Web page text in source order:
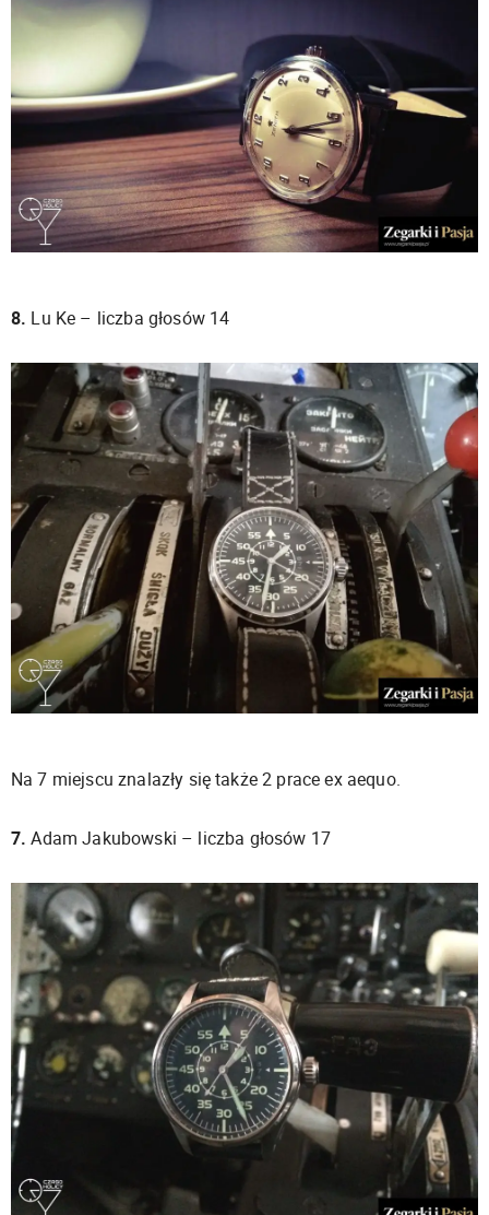
8. Lu Ke – liczba głosów 14
Na 7 miejscu znalazły się także 2 prace ex aequo.
7. Adam Jakubowski – liczba głosów 17